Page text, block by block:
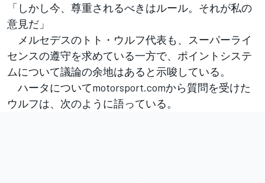
「しかし今、尊重されるべきはルール。それが私の
意見だ」
メルセデスのトト・ウルフ代表も、スーパーライ
センスの遵守を求めている一方で、ポイントシステ
ムについて議論の余地はあると示唆している。
ハータについてmotorsport.comから質問を受けた
ウルフは、次のように語っている。